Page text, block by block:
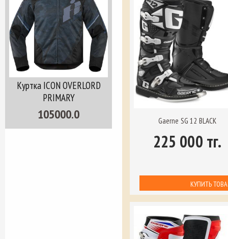
Куртка ICON OVERLORD
PRIMARY
105000.0 Gaerne SG 12 BLACK
225 000 тг.